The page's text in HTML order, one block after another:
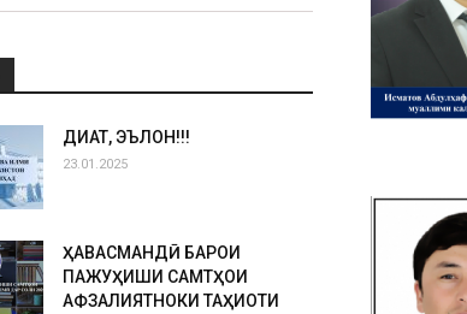
ДИҚҚАТ, ЭЪЛОН!!!
23.01.2025
ҲАВАСМАНДӢ БАРОИ
ПАЖУҲИШИ САМТҲОИ
АФЗАЛИЯТНОКИ ТАҲҚИҚОТИ